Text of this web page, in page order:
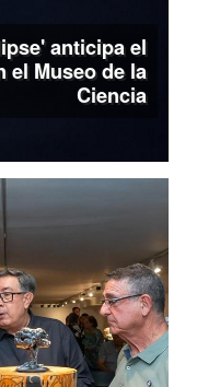
anticipa el
el Museo de la
Ciencia